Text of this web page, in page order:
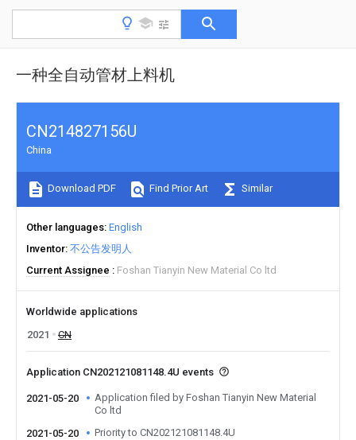
一种全自动管材上料机
CN214827156U
China
Download PDF Find Prior Art Similar
Other languages English
Inventor 不公告发明人
Current Assignee
Foshan Tianyin New Material Co ltd
Worldwide applications
2021
CN
Application CN202121081148.4U events
2021-05-20
Application filed by Foshan Tianyin New Material
Co ltd
2021-05-20
Priority to CN202121081148.4U